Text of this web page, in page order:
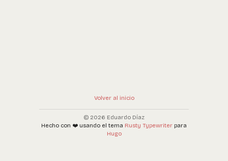
Volver al inicio
© 2026 Eduardo Díaz
Hecho con ❤️ usando el tema Rusty Typewriter para
Hugo